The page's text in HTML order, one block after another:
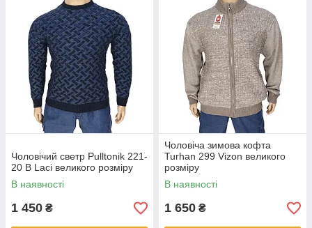
Чоловічий светр Pulltonik 221-
20 B Laci великого розміру
В наявності
1 450 ₴
Чоловіча зимова кофта
Turhan 299 Vizon великого
розміру
В наявності
1 650 ₴